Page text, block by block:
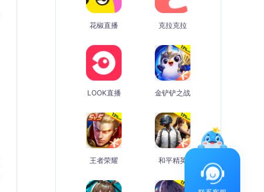
花椒直播 克拉克拉
LOOK直播 金铲铲之战
王者荣耀 和平精英